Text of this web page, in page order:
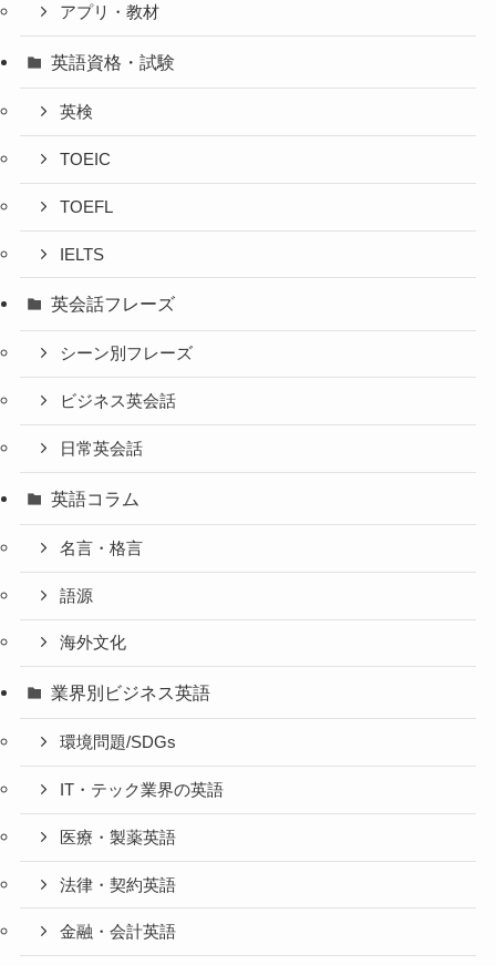
アプリ・教材
英語資格・試験
英検
TOEIC
TOEFL
IELTS
英会話フレーズ
シーン別フレーズ
ビジネス英会話
日常英会話
英語コラム
名言・格言
語源
海外文化
業界別ビジネス英語
環境問題/SDGs
IT・テック業界の英語
医療・製薬英語
法律・契約英語
金融・会計英語